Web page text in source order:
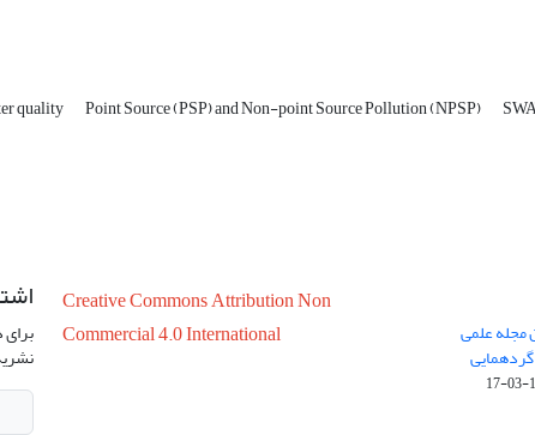
quality Point Source (PSP) and Non-point Source Pollution (NPSP)
مجله علمی
گردهمایی
Creative Commons Attribution Non
Commercial 4.0 International